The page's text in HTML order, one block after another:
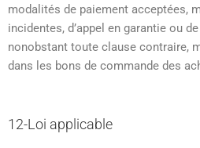
modalités de paiement acceptées,
incidentes, d’appel en garantie ou
nonobstant toute clause contraire,
dans les bons de commande des
12-Loi applicable